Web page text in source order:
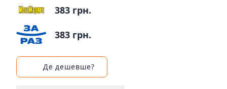
383 грн.
383 грн.
Де дешевше?